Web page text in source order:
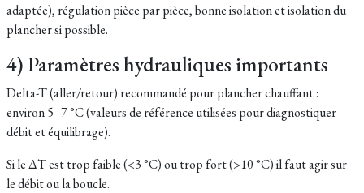
adaptée), régulation pièce par pièce, bonne isolation et isolation du
plancher si possible.
4) Paramètres hydrauliques importants
Delta-T (aller/retour) recommandé pour plancher chauffant :
environ 5–7 °C (valeurs de référence utilisées pour diagnostiquer
débit et équilibrage).
Si le ΔT est trop faible (<3 °C) ou trop fort (>10 °C) il faut agir sur
le débit ou la boucle.